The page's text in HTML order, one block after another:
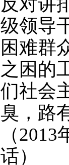
级领导
困难群
之困的
们社会
臭，路
（
话）